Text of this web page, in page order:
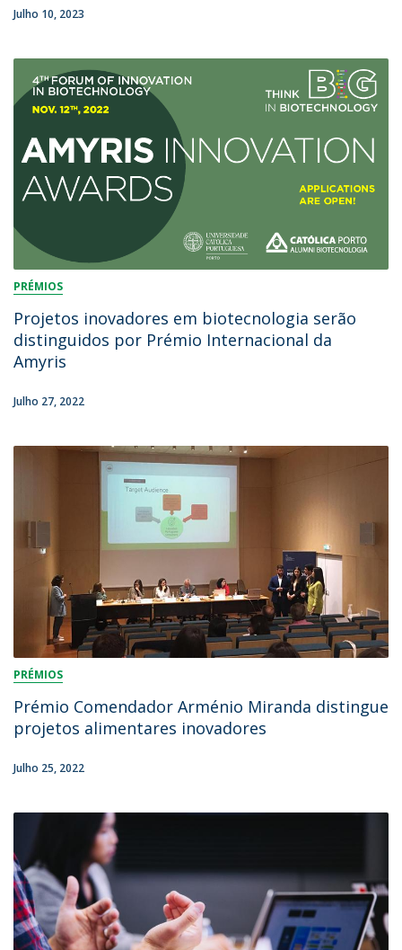
Julho 10, 2023
PRÉMIOS
Projetos inovadores em biotecnologia serão
distinguidos por Prémio Internacional da
Amyris
Julho 27, 2022
PRÉMIOS
Prémio Comendador Arménio Miranda distingue
projetos alimentares inovadores
Julho 25, 2022